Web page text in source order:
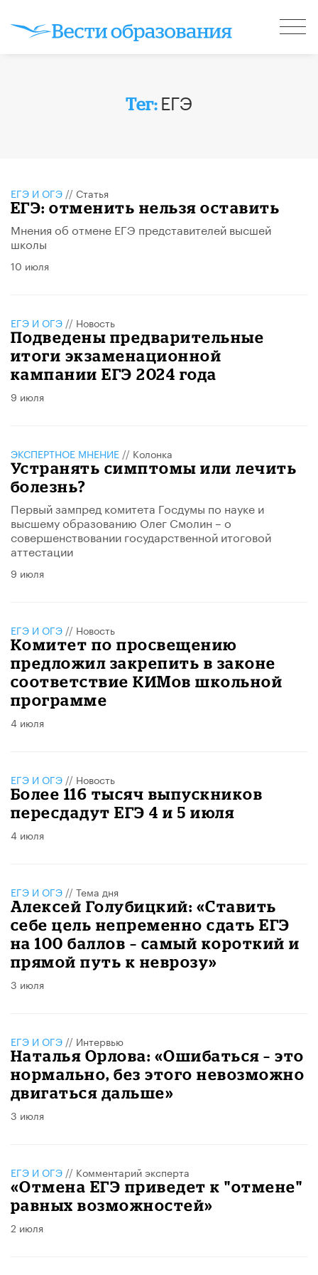
Тег: ЕГЭ
ЕГЭ И ОГЭ // Статья
ЕГЭ: отменить нельзя оставить
Мнения об отмене ЕГЭ представителей высшей
школы
10 июля
ЕГЭ И ОГЭ // Новость
Подведены предварительные
итоги экзаменационной
кампании ЕГЭ 2024 года
9 июля
ЭКСПЕРТНОЕ МНЕНИЕ // Колонка
Устранять симптомы или лечить
болезнь?
Первый зампред комитета Госдумы по науке и
высшему образованию Олег Смолин – о
совершенствовании государственной итоговой
аттестации
9 июля
ЕГЭ И ОГЭ // Новость
Комитет по просвещению
предложил закрепить в законе
соответствие КИМов школьной
программе
4 июля
ЕГЭ И ОГЭ // Новость
Более 116 тысяч выпускников
пересдадут ЕГЭ 4 и 5 июля
4 июля
ЕГЭ И ОГЭ // Тема дня
Алексей Голубицкий: «Ставить
себе цель непременно сдать ЕГЭ
на 100 баллов – самый короткий и
прямой путь к неврозу»
3 июля
ЕГЭ И ОГЭ // Интервью
Наталья Орлова: «Ошибаться – это
нормально, без этого невозможно
двигаться дальше»
3 июля
ЕГЭ И ОГЭ // Комментарий эксперта
«Отмена ЕГЭ приведет к "отмене"
равных возможностей»
2 июля